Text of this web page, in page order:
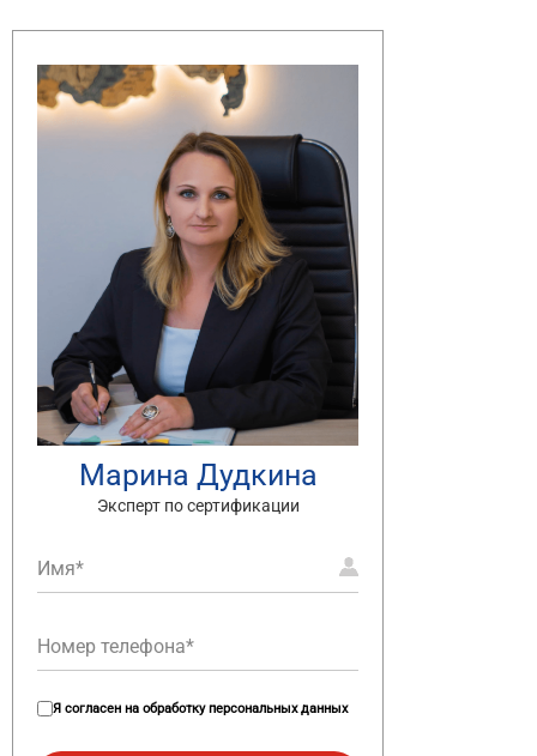
Марина Дудкина
Эксперт по сертификации
Я согласен на обработку персональных данных